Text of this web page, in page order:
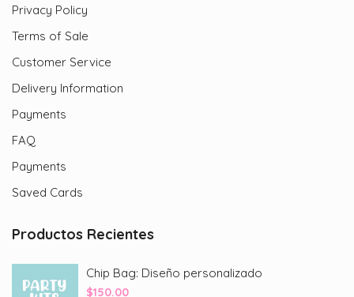
Privacy Policy
Terms of Sale
Customer Service
Delivery Information
Payments
FAQ
Payments
Saved Cards
Productos Recientes
Chip Bag: Diseño personalizado
$150.00